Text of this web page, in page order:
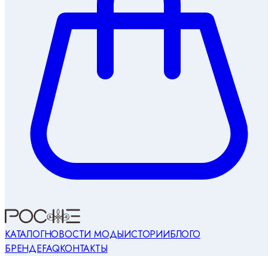
КАТАЛОГНОВОСТИ МОДЫИСТОРИИБЛОГО
БРЕНДЕFAQКОНТАКТЫ